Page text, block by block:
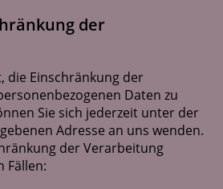
der
die Einschränkung der
Daten zu
Sie sich jederzeit unter der
Adresse an uns wenden.
der Verarbeitung
Fällen: